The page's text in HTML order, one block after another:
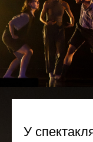
У